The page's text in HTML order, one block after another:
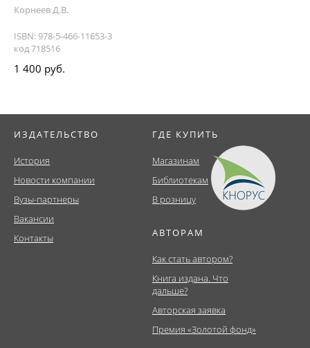
Корнеев Д.В.
ISBN: 978-5-466-11653-3
код 718516
1 400 руб.
ИЗДАТЕЛЬСТВО
История
Новости компании
Вузы-партнеры
Вакансии
Контакты
ГДЕ КУПИТЬ
Магазинам
Библиотекам
В розницу
АВТОРАМ
Как стать автором?
Книга издана. Что
дальше?
Авторская заявка
Премия «Золотой фонд»